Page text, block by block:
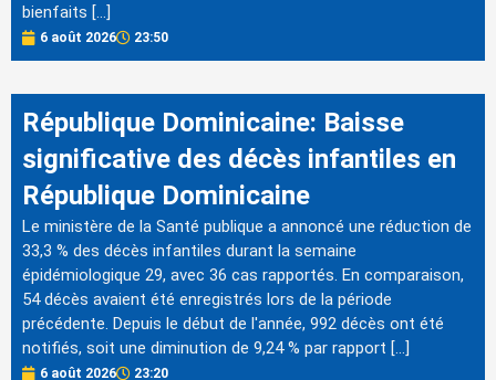
bienfaits […]
6 août 2026 23:50
République Dominicaine: Baisse
significative des décès infantiles en
République Dominicaine
Le ministère de la Santé publique a annoncé une réduction de
33,3 % des décès infantiles durant la semaine
épidémiologique 29, avec 36 cas rapportés. En comparaison,
54 décès avaient été enregistrés lors de la période
précédente. Depuis le début de l'année, 992 décès ont été
notifiés, soit une diminution de 9,24 % par rapport […]
6 août 2026 23:20